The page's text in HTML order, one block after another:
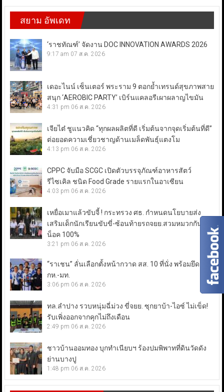
สยาม อัพเดท
‘ราชทัณฑ์’ จัดงาน DOC INNOVATION AWARDS 2026
9:17 am 07 ส.ค. 2026
เดอะไนน์ เซ็นเตอร์ พระราม 9 ตอกย้ำเทรนด์สุขภาพสาย
สนุก ‘AEROBIC PARTY’ เบิร์นแคลอรีเผาผลาญไขมัน
4:31 pm 06 ส.ค. 2026
เจียไต๋ ชูแนวคิด “ทุกผลผลิตที่ดี เริ่มต้นจากจุดเริ่มต้นที่ดี”
ต่อยอดความเชี่ยวชาญด้านเมล็ดพันธุ์แตงโม
4:13 pm 06 ส.ค. 2026
CPPC จับมือ SCGC เปิดตัวบรรจุภัณฑ์อาหารสัตว์
รีไซเคิล ชนิด Food Grade รายแรกในอาเซียน
4:03 pm 06 ส.ค. 2026
เหยื่อเมาแล้วขับจี้ ! กระทรวง ศธ. กำหนดนโยบายส่ง
เสริมเด็กนักเรียนขับขี่-ซ้อนท้ายรถจยย.สวมหมวกกัน
น็อค 100%
3:21 pm 06 ส.ค. 2026
“ราเชน” ลั่นเลือกตั้งหน้ากวาด สส. 10 ที่นั่ง พร้อมยึดเก้าอี้
กห.-มท.
3:06 pm 06 ส.ค. 2026
ทล.ลำปาง รวบหนุ่มฉี่ม่วง ขี่จยย. ซุกยาบ้า-ไอซ์ ไม่เข็ด!
รับเพิ่งออกจากคุกไม่ถึงเดือน
2:49 pm 06 ส.ค. 2026
ชาวบ้านออมทอง บุกทำเนียบฯ ร้องปมพิพาทที่ดินวัดดัง
ย่านบางปู
1:48 pm 06 ส.ค. 2026